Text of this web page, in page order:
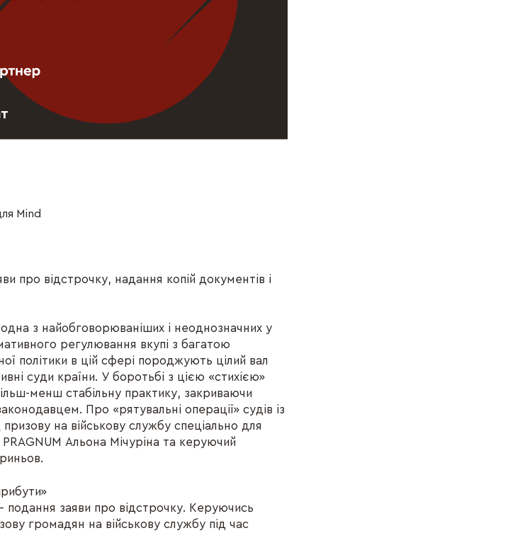
Mind
про відстрочку, надання копій документів і
одна з найобговорюваніших і неоднозначних у
регулювання вкупі з багатою
політики в цій сфері породжують цілий вал
суди країни. У боротьбі з цією «стихією»
менш стабільну практику, закриваючи
Про «рятувальні операції» судів із
на військову службу спеціально для
Альона Мічуріна та керуючий
заяви про відстрочку. Керуючись
громадян на військову службу під час